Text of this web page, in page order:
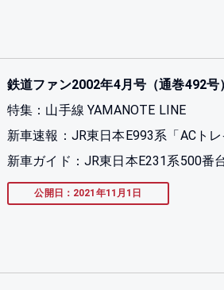
鉄道ファン2002年4月号（通巻492号）
特集：山手線 YAMANOTE LINE
新車速報：JR東日本E993系「ACトレ
新車ガイド：JR東日本E231系500番
公開日：2021年11月1日